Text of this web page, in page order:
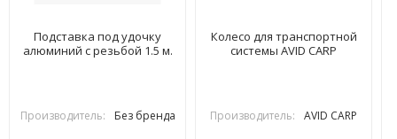
Подставка под удочку
алюминий с резьбой 1.5 м.
Производитель: Без бренда
Колесо для транспортной
системы AVID CARP
Производитель: AVID CARP